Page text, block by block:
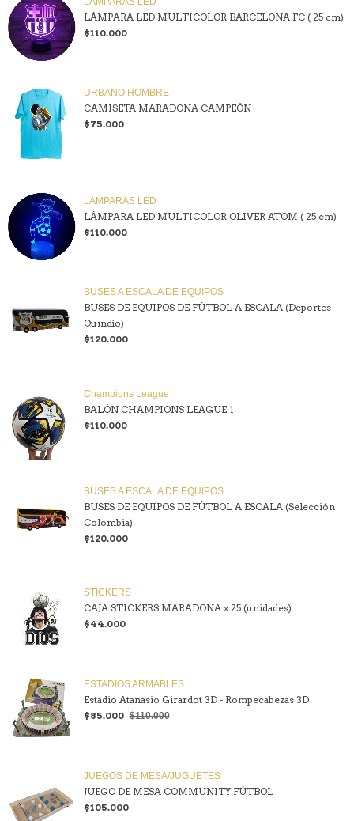
LÁMPARA LED MULTICOLOR BARCELONA FC ( 25 cm)
$110.000
URBANO HOMBRE
CAMISETA MARADONA CAMPEÓN
$75.000
LÁMPARAS LED
LÁMPARA LED MULTICOLOR OLIVER ATOM ( 25 cm)
$110.000
BUSES A ESCALA DE EQUIPOS
BUSES DE EQUIPOS DE FÚTBOL A ESCALA (Deportes
Quindío)
$120.000
Champions League
BALÓN CHAMPIONS LEAGUE 1
$110.000
BUSES A ESCALA DE EQUIPOS
BUSES DE EQUIPOS DE FÚTBOL A ESCALA (Selección
Colombia)
$120.000
STICKERS
CAJA STICKERS MARADONA x 25 (unidades)
$44.000
ESTADIOS ARMABLES
Estadio Atanasio Girardot 3D - Rompecabezas 3D
$85.000 $110.000
JUEGOS DE MESA/JUGUETES
JUEGO DE MESA COMMUNITY FÚTBOL
$105.000